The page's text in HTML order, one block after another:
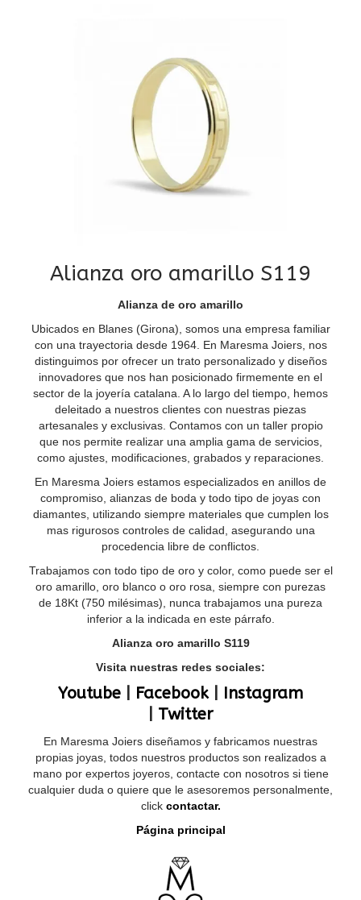
Alianza oro amarillo S119
Alianza de oro amarillo
Ubicados en Blanes (Girona), somos una empresa familiar
con una trayectoria desde 1964. En Maresma Joiers, nos
distinguimos por ofrecer un trato personalizado y diseños
innovadores que nos han posicionado firmemente en el
sector de la joyería catalana. A lo largo del tiempo, hemos
deleitado a nuestros clientes con nuestras piezas
artesanales y exclusivas. Contamos con un taller propio
que nos permite realizar una amplia gama de servicios,
como ajustes, modificaciones, grabados y reparaciones.
En Maresma Joiers estamos especializados en anillos de
compromiso, alianzas de boda y todo tipo de joyas con
diamantes, utilizando siempre materiales que cumplen los
mas rigurosos controles de calidad, asegurando una
procedencia libre de conflictos.
Trabajamos con todo tipo de oro y color, como puede ser el
oro amarillo, oro blanco o oro rosa, siempre con purezas
de 18Kt (750 milésimas), nunca trabajamos una pureza
inferior a la indicada en este párrafo.
Alianza oro amarillo S119
Visita nuestras redes sociales:
Youtube Facebook| Instagram
Twitter
En Maresma Joiers diseñamos y fabricamos nuestras
propias joyas, todos nuestros productos son realizados a
mano por expertos joyeros, contacte con nosotros si tiene
cualquier duda o quiere que le asesoremos personalmente,
clickcontactar.
Página principal